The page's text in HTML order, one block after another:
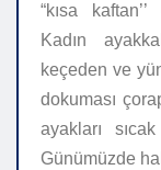
“kısa
Kadın
keçeden ve
dokuması
ayakları
Günümüzde